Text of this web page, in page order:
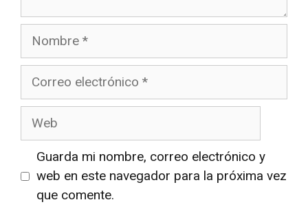
Nombre
Correo
Web
Guarda mi nombre, correo electrónico y
web en este navegador para la próxima vez
que comente.